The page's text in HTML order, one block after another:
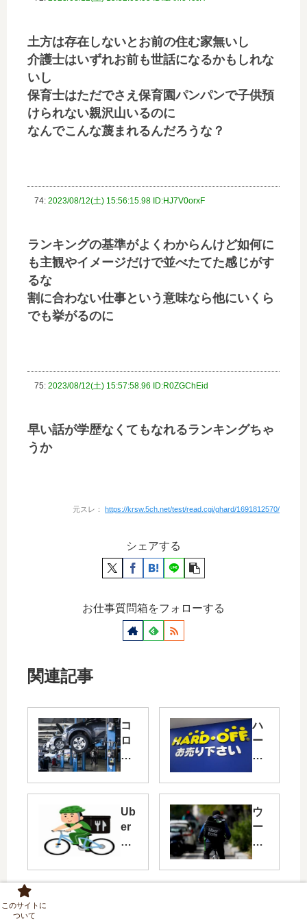
土方は存在しないとお前の住む家無いし
介護士はいずれお前も世話になるかもしれな
いし
保育士はただでさえ保育園パンパンで子供預
けられない親沢山いるのに
なんでこんな蔑まれるんだろうな？
74: 2023/08/12(土) 15:56:15.98 ID:HJ7V0orxF
ランキングの基準がよくわからんけど如何に
も主観やイメージだけで並べたてた感じがす
るな
割に合わない仕事という意味なら他にいくら
でも挙がるのに
75: 2023/08/12(土) 15:57:58.96 ID:R0ZGChEid
早い話が学歴なくてもなれるランキングちゃ
うか
元スレ： https://krsw.5ch.net/test/read.cgi/ghard/1691812570/
シェアする
お仕事質問箱をフォローする
関連記事
コ
ロ
ナ
イ
ス
の
影
ハ
ー
ド
オ
フ
コ
ロ
ナ
需
Ub
er
Ea
頼
ウ
ー
バ
ー
イ
このサイトに
ついて